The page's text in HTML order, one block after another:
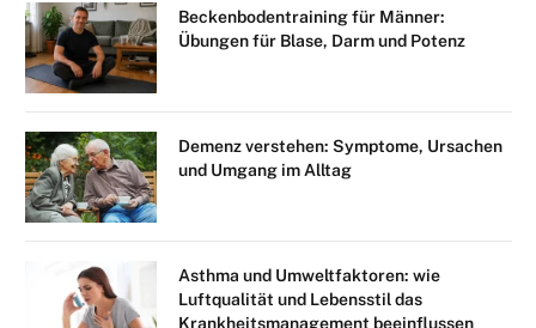
Beckenbodentraining für Männer:
Übungen für Blase, Darm und Potenz
Demenz verstehen: Symptome, Ursachen
und Umgang im Alltag
Asthma und Umweltfaktoren: wie
Luftqualität und Lebensstil das
Krankheitsmanagement beeinflussen